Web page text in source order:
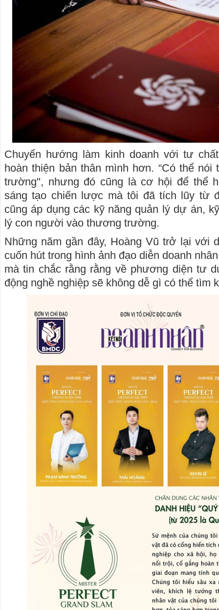
Chuyển hướng làm kinh doanh với tư
hoàn thiện bản thân mình hơn. “Có thể
trường", nhưng đó cũng là cơ hội để thể
sáng tạo chiến lược mà tôi đã tích lũy từ
cũng áp dụng các kỹ năng quản lý dự án,
lý con người vào thương trường.
Những năm gần đây, Hoàng Vũ trở lại với
cuốn hút trong hình ảnh đạo diễn doanh
mà tin chắc rằng rằng về phương diện tư
động nghề nghiệp sẽ không dễ gì có thể tìm